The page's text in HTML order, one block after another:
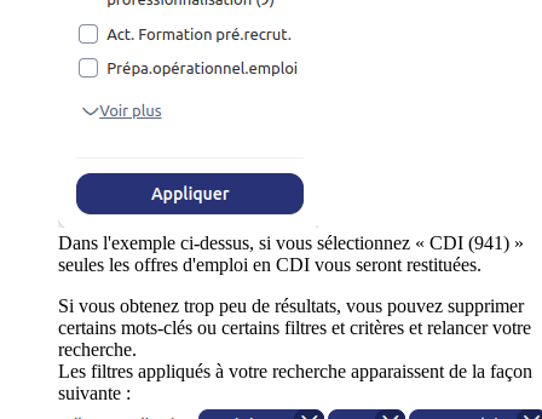
Dans l'exemple ci-dessus, si vous sélectionnez « CDI (941) »
seules les offres d'emploi en CDI vous seront restituées.
Si vous obtenez trop peu de résultats, vous pouvez supprimer
certains mots-clés ou certains filtres et critères et relancer votre
recherche.
Les filtres appliqués à votre recherche apparaissent de la façon
suivante :